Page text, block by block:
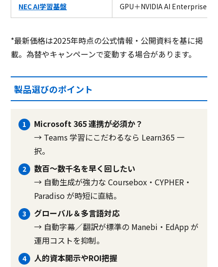
NEC AI学習基盤 GPU＋NVIDIA AI Enterpriseで
*最新価格は2025年時点の公式情報・公開資料を基に掲
載。為替やキャンペーンで変動する場合があります。
製品選びのポイント
Microsoft 365 連携が必須か？
→ Teams 学習にこだわるなら Learn365 一
択。
数百〜数千名を早く回したい
→ 自動生成が強力な Coursebox・CYPHER・
Paradiso が時短に直結。
グローバル＆多言語対応
→ 自動字幕／翻訳が標準の Manebi・EdApp が
運用コストを抑制。
人的資本開示やROI把握